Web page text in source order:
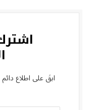
ابقَ على اطلاع